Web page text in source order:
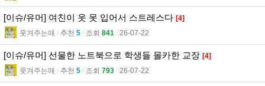
[이슈/유머] 여친이 옷 못 입어서 스트레스다 [4]
웃겨주는매 l 추천 5 l 조회 841 l 26-07-22
[이슈/유머] 선물한 노트북으로 학생들 몰카한 교장 [4]
웃겨주는매 l 추천 5 l 조회 793 l 26-07-22